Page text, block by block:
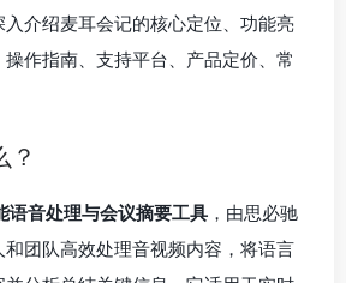
介绍麦耳会记的核心定位、功能亮
作指南、支持平台、产品定价、常
？
语音处理与会议摘要工具 ，由思必驰
团队高效处理音视频内容，将语言